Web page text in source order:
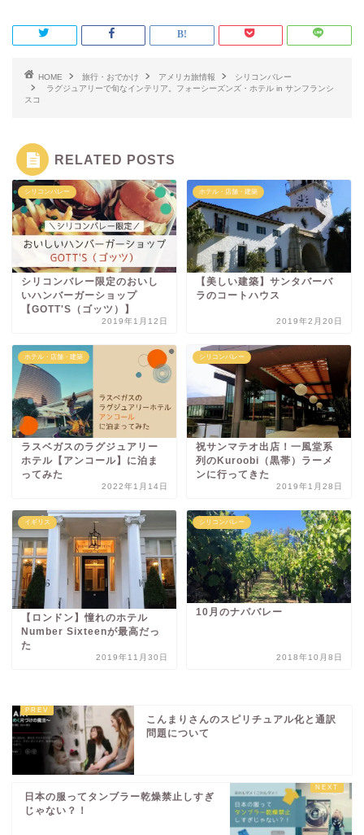
HOME 旅行・おでかけ アメリカ旅情報
シリコンバレー
ラグジュアリーで旬なインテリア。フォーシーズンズ・ホテル in サンフランシ
スコ
RELATED POSTS
シリコンバレー
シリコンバレー限定のおいし
いハンバーガーショップ
【GOTT'S（ゴッツ）】
2019年1月12日
ホテル・店舗・建築
【美しい建築】サンタバーバ
ラのコートハウス
2019年2月20日
ホテル・店舗・建築
ラスベガスのラグジュアリー
ホテル【アンコール】に泊ま
ってみた
2022年1月14日
シリコンバレー
祝サンマテオ出店！一風堂系
列のKuroobi（黒帯）ラーメ
ンに行ってきた
2019年1月28日
イギリス
【ロンドン】憧れのホテル
Number Sixteenが最高だっ
た
2019年11月30日
シリコンバレー
10月のナパバレー
2018年10月8日
こんまりさんのスピリチュアル化と通訳
問題について
日本の服ってタンブラー乾燥禁止しすぎ
じゃない？！